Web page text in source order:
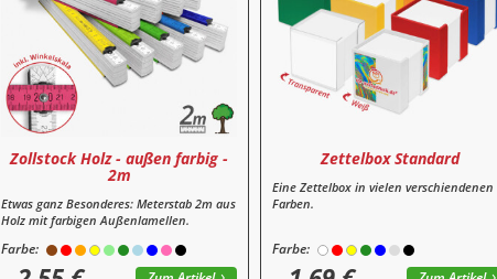
Zollstock Holz - außen farbig -
2m
Etwas ganz Besonderes: Meterstab 2m aus
Holz mit farbigen Außenlamellen.
Farbe:
Zettelbox Standard
Eine Zettelbox in vielen verschiendenen
Farben.
Farbe: